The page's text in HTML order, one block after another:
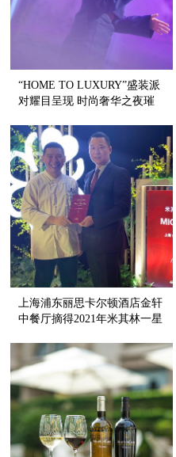
“HOME TO LUXURY”盛装派
对耀目呈现 时尚奢华之夜璀
上海浦东丽思卡尔顿酒店金轩
中餐厅摘得2021年米其林一星